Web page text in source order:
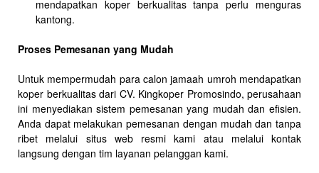
mendapatkan koper berkualitas tanpa perlu menguras
kantong.
Proses Pemesanan yang Mudah
Untuk mempermudah para calon jamaah umroh mendapatkan
koper berkualitas dari CV. Kingkoper Promosindo, perusahaan
ini menyediakan sistem pemesanan yang mudah dan efisien.
Anda dapat melakukan pemesanan dengan mudah dan tanpa
ribet melalui situs web resmi kami atau melalui kontak
langsung dengan tim layanan pelanggan kami.